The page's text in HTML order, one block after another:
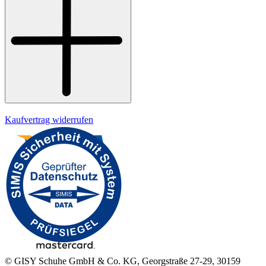
Kaufvertrag widerrufen
© GISY Schuhe GmbH & Co. KG, Georgstraße 27-29, 30159